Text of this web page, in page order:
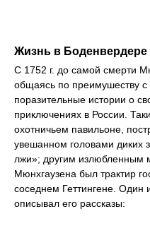
Жизнь в Боденвердере
С 1752 г. до самой смерти
общаясь по преимушеству с
поразительные истории о
приключениях в России.
охотничьем павильоне,
увешанном головами диких
лжи»; другим излюбленным
Мюнхгаузена был трактир
соседнем Геттингене. Один
описывал его рассказы: